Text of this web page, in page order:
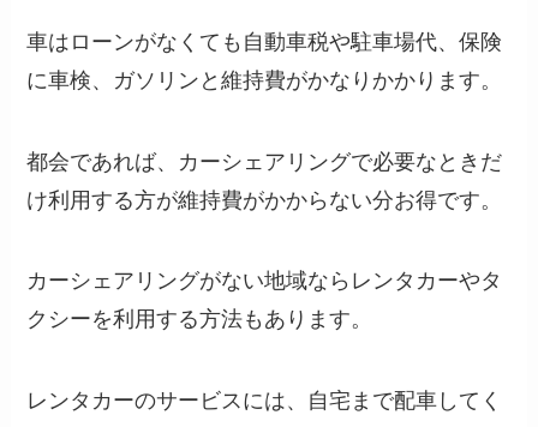
車はローンがなくても自動車税や駐車場代、保険
に車検、ガソリンと維持費がかなりかかります。
都会であれば、カーシェアリングで必要なときだ
け利用する方が維持費がかからない分お得です。
カーシェアリングがない地域ならレンタカーやタ
クシーを利用する方法もあります。
レンタカーのサービスには、自宅まで配車してく